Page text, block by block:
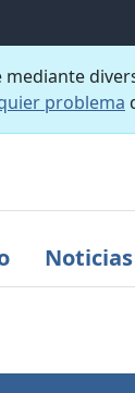
problema
Noticias